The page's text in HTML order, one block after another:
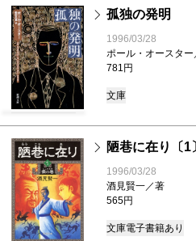
孤独の発明
1996/03/28
ポール・オースタ
781円
文庫
陋巷に在り〔1
1996/03/28
酒見賢一／著
565円
文庫電子書籍あり